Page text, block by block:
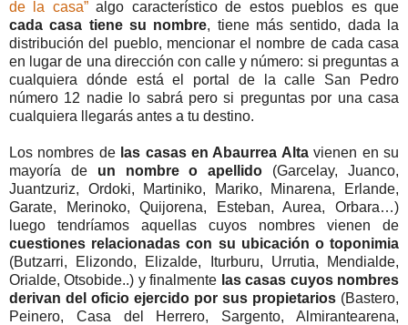
de la casa”algo característico de estos pueblos es que
cada casa tiene su nombre, tiene más sentido, dada la
distribución del pueblo, mencionar el nombre de cada casa
en lugar de una dirección con calle y número: si preguntas a
cualquiera dónde está el portal de la calle San Pedro
número 12 nadie lo sabrá pero si preguntas por una casa
cualquiera llegarás antes a tu destino.
Los nombres de las casas en Abaurrea Altavienen en su
mayoría de un nombre o apellido (Garcelay, Juanco,
Juantzuriz, Ordoki, Martiniko, Mariko, Minarena, Erlande,
Garate, Merinoko, Quijorena, Esteban, Aurea, Orbara…)
luego tendríamos aquellas cuyos nombres vienen de
cuestiones relacionadas con su ubicación o toponimia
(Butzarri, Elizondo, Elizalde, Iturburu, Urrutia, Mendialde,
Orialde, Otsobide..) y finalmente las casas cuyos nombres
derivan del oficio ejercido por sus propietarios (Bastero,
Peinero, Casa del Herrero, Sargento, Almirantearena,